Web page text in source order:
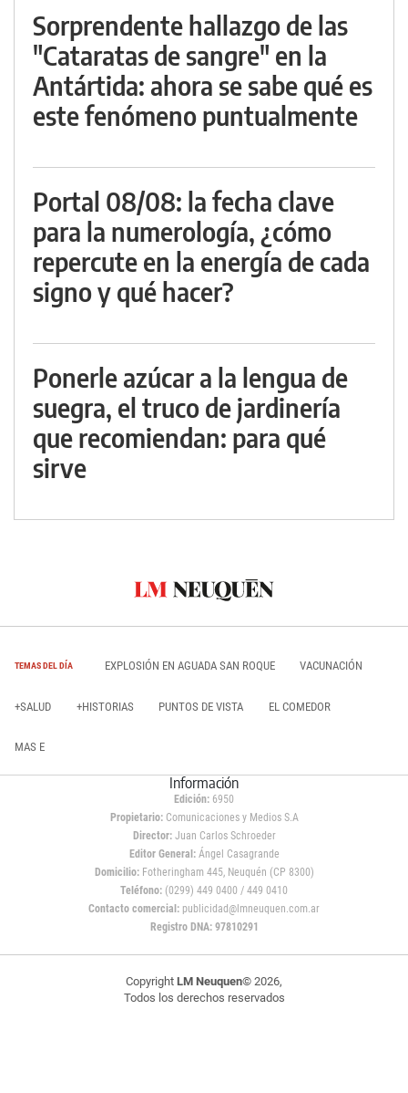
Sorprendente hallazgo de las
"Cataratas de sangre" en la
Antártida: ahora se sabe qué es
este fenómeno puntualmente
Portal 08/08: la fecha clave
para la numerología, ¿cómo
repercute en la energía de cada
signo y qué hacer?
Ponerle azúcar a la lengua de
suegra, el truco de jardinería
que recomiendan: para qué
sirve
TEMAS DEL DÍA EXPLOSIÓN EN AGUADA SAN ROQUE VACUNACIÓN
+SALUD +HISTORIAS PUNTOS DE VISTA EL COMEDOR
MAS E
Información
Edición: 6950
Propietario:Comunicaciones y Medios S.A
Director: Juan Carlos Schroeder
Editor General:Ángel Casagrande
Domicilio:Fotheringham 445, Neuquén (CP 8300)
Teléfono: (0299) 449 0400 / 449 0410
Contacto comercial: publicidad@lmneuquen.com.ar
Registro DNA: 97810291
Copyright LM Neuquen© 2026,
Todos los derechos reservados